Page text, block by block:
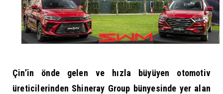
Çin’in önde gelen ve hızla büyüyen otomotiv
üreticilerinden Shineray Group bünyesinde yer alan